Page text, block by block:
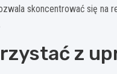
skoncentrować się na
z